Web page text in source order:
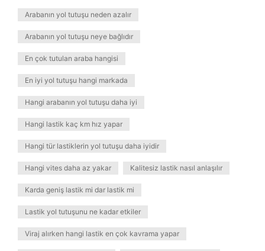
Arabanın yol tutuşu neden azalır
Arabanın yol tutuşu neye bağlıdır
En çok tutulan araba hangisi
En iyi yol tutuşu hangi markada
Hangi arabanın yol tutuşu daha iyi
Hangi lastik kaç km hız yapar
Hangi tür lastiklerin yol tutuşu daha iyidir
Hangi vites daha az yakar Kalitesiz lastik nasıl anlaşılır
Karda geniş lastik mi dar lastik mi
Lastik yol tutuşunu ne kadar etkiler
Viraj alırken hangi lastik en çok kavrama yapar